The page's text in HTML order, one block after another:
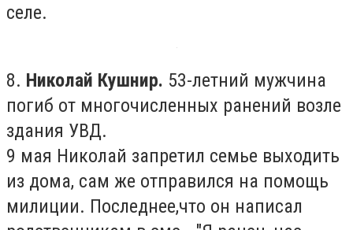
селе.
8. Николай Кушнир. 53-летний мужчина
погиб от многочисленных ранений возле
здания УВД.
9 мая Николай запретил семье выходить
из дома, сам же отправился на помощь
милиции. Последнее,что он написал